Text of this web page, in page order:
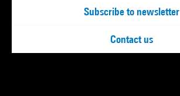
Subscribe to newsletter
Contact us